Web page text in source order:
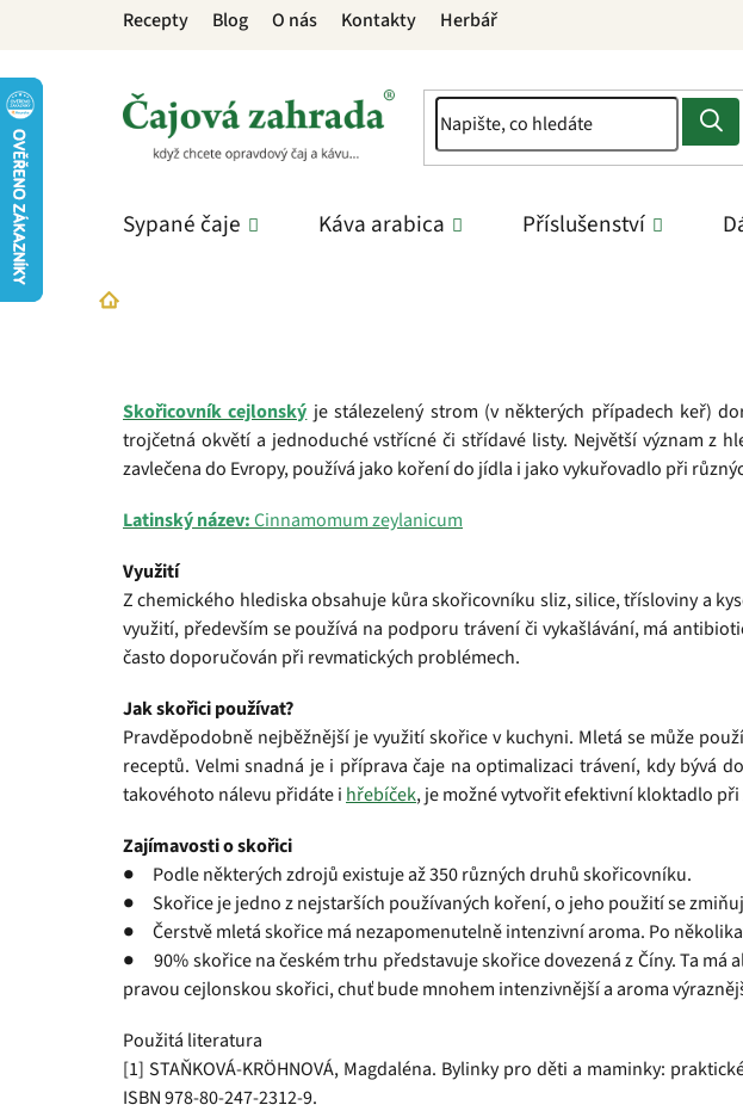
Recepty Blog O nás Kontakty Herbář
Sypané čaje Káva arabica Příslušenství
Domů
Skořicovník cejlonský je stálezelený strom (v některých případech keř)
trojčetná okvětí a jednoduché vstřícné či střídavé listy. Největší význam z
zavlečena do Evropy, používá jako koření do jídla i jako vykuřovadlo při
Latinský název:Cinnamomum zeylanicum
Využití
Z chemického hlediska obsahuje kůra skořicovníku sliz, silice, třísloviny a
využití, především se používá na podporu trávení či vykašlávání, má
často doporučován při revmatických problémech.
Jak skořici používat?
Pravděpodobně nejběžnější je využití skořice v kuchyni. Mletá se může
receptů. Velmi snadná je i příprava čaje na optimalizaci trávení, kdy bývá
takovéhoto nálevu přidáte i hřebíček, je možné vytvořit efektivní kloktadlo
Zajímavosti o skořici
● Podle některých zdrojů existuje až 350 různých druhů skořicovníku.
● Skořice je jedno z nejstarších používaných koření, o jeho použití se
● Čerstvě mletá skořice má nezapomenutelně intenzivní aroma. Po
● 90% skořice na českém trhu představuje skořice dovezená z Číny. Ta
pravou cejlonskou skořici, chuť bude mnohem intenzivnější a aroma
Použitá literatura
[1] STAŇKOVÁ-KRÖHNOVÁ, Magdaléna. Bylinky pro děti a maminky:
ISBN 978-80-247-2312-9.